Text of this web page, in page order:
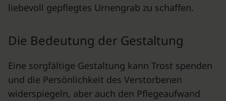
liebevoll gepflegtes Urnengrab zu schaffen.
Die Bedeutung der Gestaltung
Eine sorgfältige Gestaltung kann Trost spenden
und die Persönlichkeit des Verstorbenen
widerspiegeln, aber auch den Pflegeaufwand